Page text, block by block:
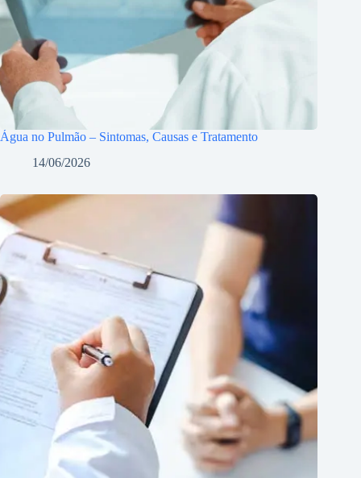
Água no Pulmão – Sintomas, Causas e Tratamento
14/06/2026